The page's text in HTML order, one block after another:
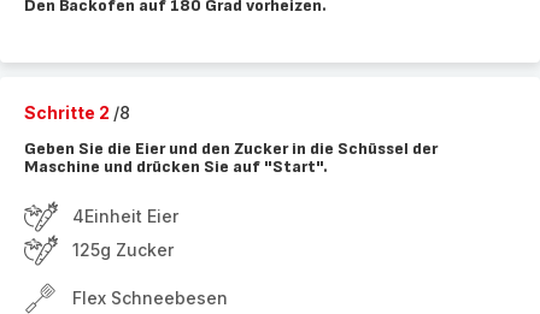
Den Backofen auf 180 Grad vorheizen.
Schritte 2 /8
Geben Sie die Eier und den Zucker in die Schüssel der
Maschine und drücken Sie auf "Start".
4Einheit Eier
125g Zucker
Flex Schneebesen